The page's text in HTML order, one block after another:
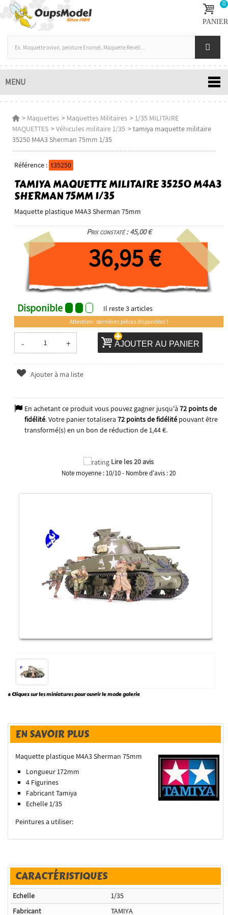
0
PANIER
MENU
> Maquettes > Maquettes Militaires >1/35 MILITAIRE
MAQUETTES >Véhicules militaire 1/35 >tamiya maquette militaire
35250 M4A3 Sherman 75mm 1/35
Référence : t35250
TAMIYA MAQUETTE MILITAIRE 35250 M4A3
SHERMAN 75MM 1/35
Maquette plastique M4A3 Sherman 75mm
Prix constaté : 45,00 €
36,95 €
Disponible Il reste3articles
Attention : dernières pièces disponibles !
- + AJOUTER AU PANIER
Ajouter à ma liste
En achetant ce produit vous pouvez gagner jusqu'à 72points de
fidélité. Votre panier totalisera 72points de fidélitépouvant être
transformé(s) en un bon de réduction de1,44 €.
Lire les 20 avis
Note moyenne :10/10- Nombre d'avis :20
* Cliquez sur les miniatures pour ouvrir le mode galerie
EN SAVOIR PLUS
Maquette plastique M4A3 Sherman 75mm
Longueur 172mm
4 Figurines
Fabricant Tamiya
Echelle 1/35
Peintures a utiliser:
CARACTÉRISTIQUES
Echelle
1/35
Fabricant
TAMIYA